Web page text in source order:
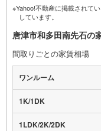
※Yahoo!不動産に掲載されて
しています。
唐津市和多田南先石の
間取りごとの家賃相場
ワンルーム
1K/1DK
1LDK/2K/2DK